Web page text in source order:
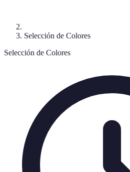
Selección de Colores
Selección de Colores